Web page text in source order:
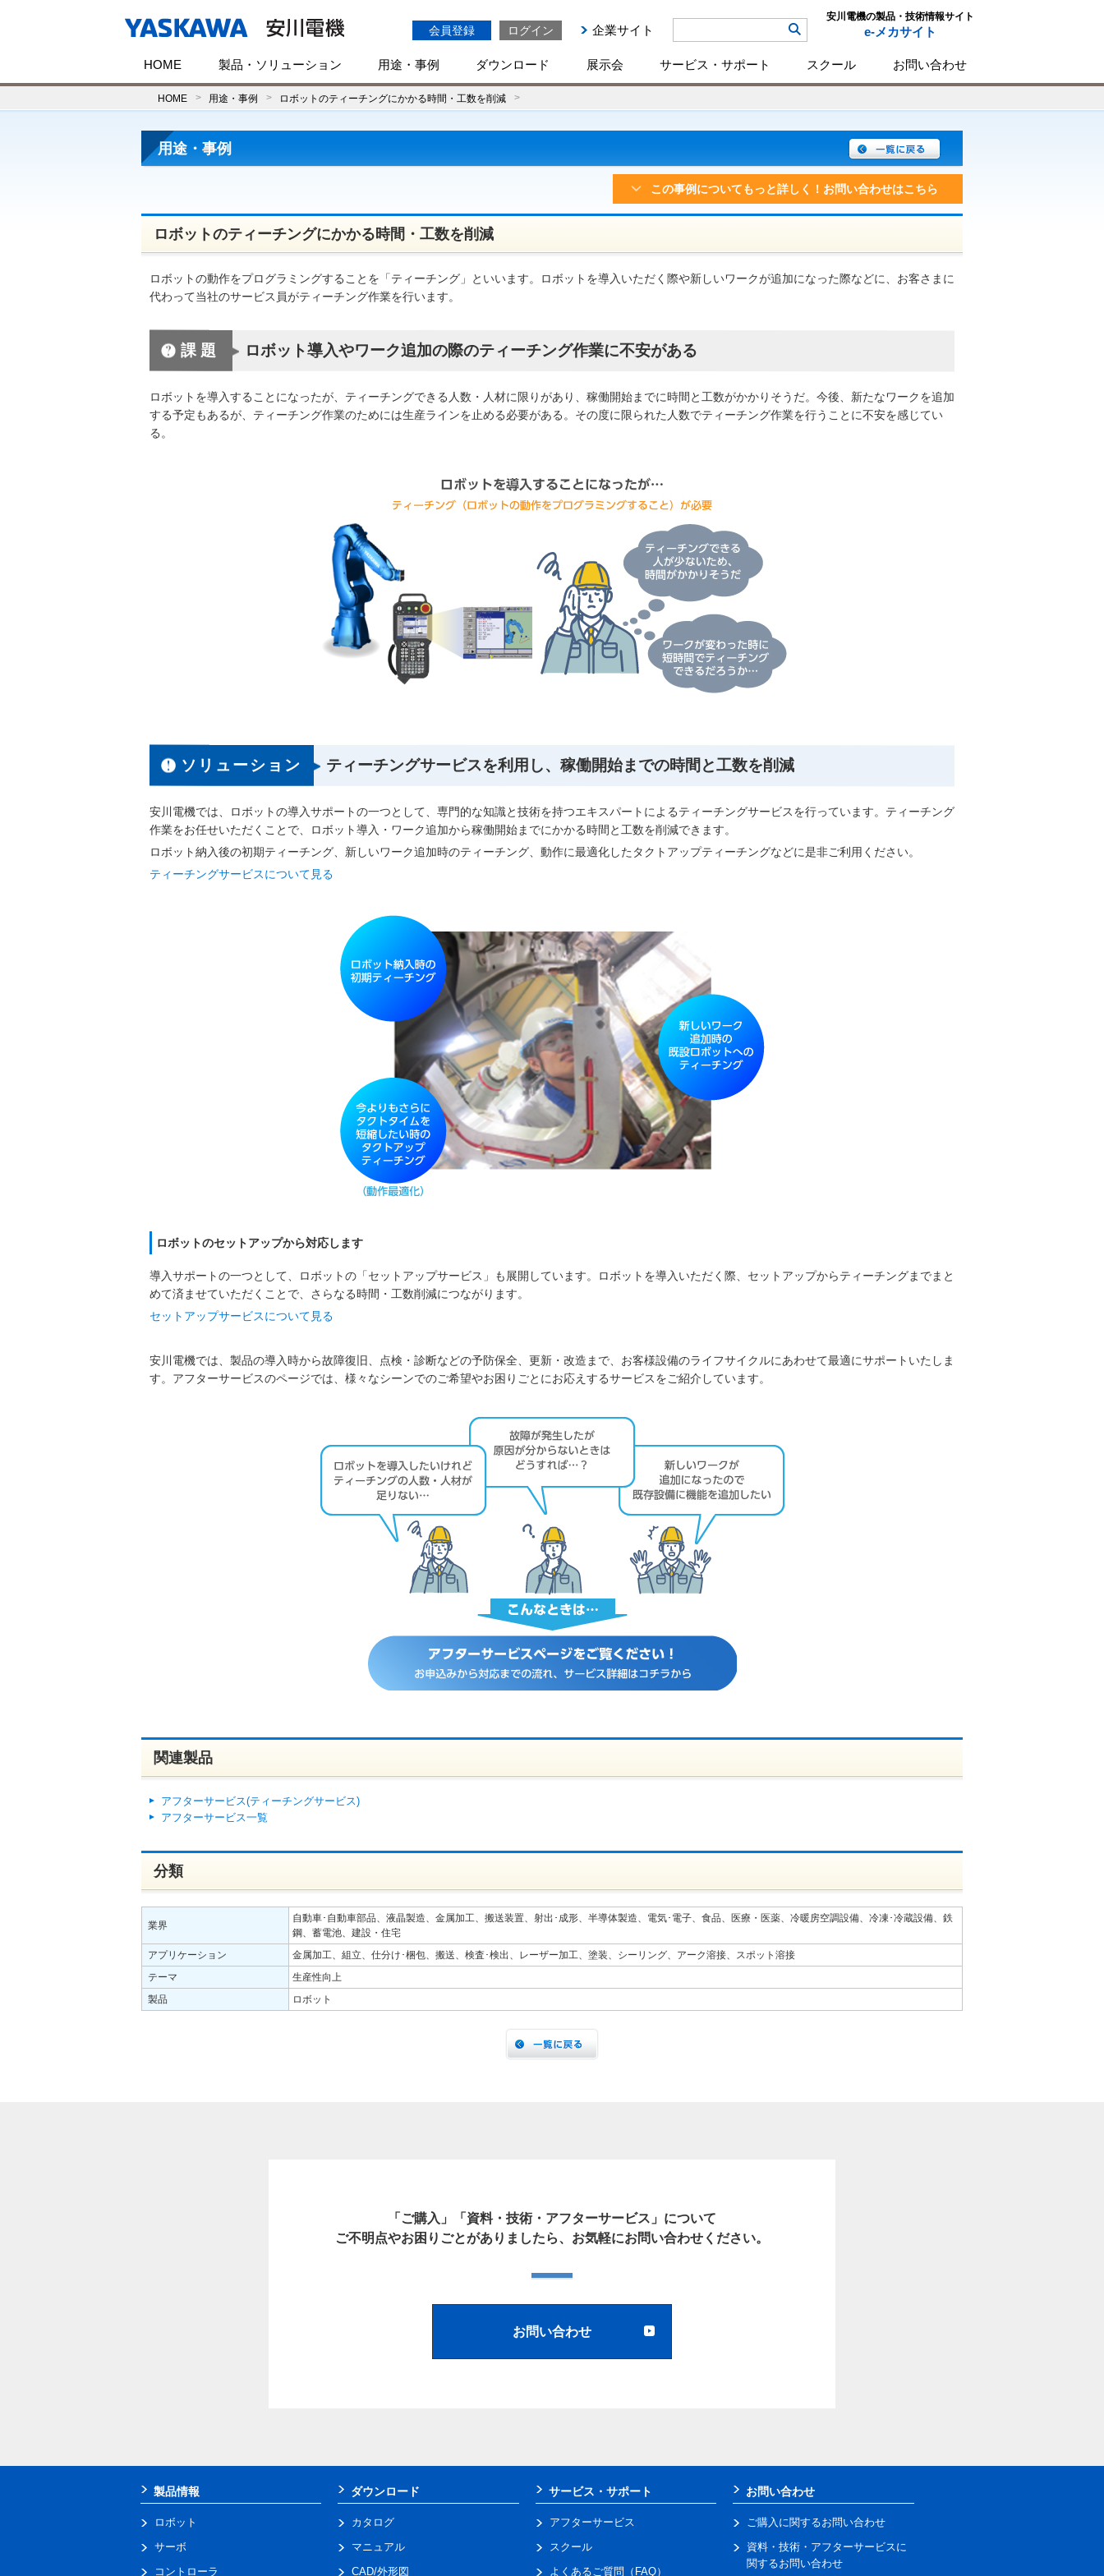
会員登録 ログイン 企業サイト
安川電機の製品・技術情報サイト
e-メカサイト
HOME 製品・ソリューション 用途・事例 ダウンロード 展示会 サービス・サポート スクール お問い合わせ
HOME 用途・事例 ロボットのティーチングにかかる時間・工数を削減
用途・事例
この事例についてもっと詳しく！お問い合わせはこちら
ロボットのティーチングにかかる時間・工数を削減
ロボットの動作をプログラミングすることを「ティーチング」といいます。ロボットを導入いただく際や新しいワークが追加になった際などに、お客さまに
代わって当社のサービス員がティーチング作業を行います。
課題 ロボット導入やワーク追加の際のティーチング作業に不安がある
ロボットを導入することになったが、ティーチングできる人数・人材に限りがあり、稼働開始までに時間と工数がかかりそうだ。今後、新たなワークを追加
する予定もあるが、ティーチング作業のためには生産ラインを止める必要がある。その度に限られた人数でティーチング作業を行うことに不安を感じてい
る。
ソリューション ティーチングサービスを利用し、稼働開始までの時間と工数を削減
安川電機では、ロボットの導入サポートの一つとして、専門的な知識と技術を持つエキスパートによるティーチングサービスを行っています。ティーチング
作業をお任せいただくことで、ロボット導入・ワーク追加から稼働開始までにかかる時間と工数を削減できます。
ロボット納入後の初期ティーチング、新しいワーク追加時のティーチング、動作に最適化したタクトアップティーチングなどに是非ご利用ください。
ティーチングサービスについて見る
ロボットのセットアップから対応します
導入サポートの一つとして、ロボットの「セットアップサービス」も展開しています。ロボットを導入いただく際、セットアップからティーチングまでまと
めて済ませていただくことで、さらなる時間・工数削減につながります。
セットアップサービスについて見る
安川電機では、製品の導入時から故障復旧、点検・診断などの予防保全、更新・改造まで、お客様設備のライフサイクルにあわせて最適にサポートいたしま
す。アフターサービスのページでは、様々なシーンでのご希望やお困りごとにお応えするサービスをご紹介しています。
関連製品
アフターサービス(ティーチングサービス)
アフターサービス一覧
分類
業界
自動車･自動車部品、液晶製造、金属加工、搬送装置、射出･成形、半導体製造、電気･電子、食品、医療・医薬、冷暖房空調設備、冷凍･冷蔵設備、鉄
鋼、蓄電池、建設・住宅
アプリケーション
金属加工、組立、仕分け･梱包、搬送、検査･検出、レーザー加工、塗装、シーリング、アーク溶接、スポット溶接
テーマ
生産性向上
製品
ロボット
「ご購入」「資料・技術・アフターサービス」について
ご不明点やお困りごとがありましたら、お気軽にお問い合わせください。
お問い合わせ
製品情報
ロボット
サーボ
コントローラ
ダウンロード
カタログ
マニュアル
CAD/外形図
サービス・サポート
アフターサービス
スクール
よくあるご質問（FAQ）
お問い合わせ
ご購入に関するお問い合わせ
資料・技術・アフターサービスに
関するお問い合わせ